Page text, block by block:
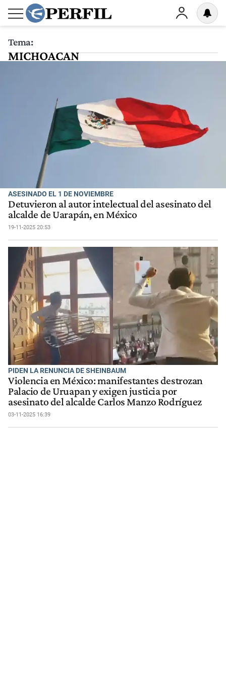
Tema:
MICHOACAN
ASESINADO EL 1 DE NOVIEMBRE
Detuvieron al autor intelectual del asesinato del
alcalde de Uarapán, en México
19-11-2025 20:53
PIDEN LA RENUNCIA DE SHEINBAUM
Violencia en México: manifestantes destrozan
Palacio de Uruapan y exigen justicia por
asesinato del alcalde Carlos Manzo Rodríguez
03-11-2025 16:39